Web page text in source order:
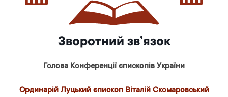
Зворотний зв’язок
Голова Конференції єпископів України
Ординарій Луцький єпископ Віталій Скомаровський